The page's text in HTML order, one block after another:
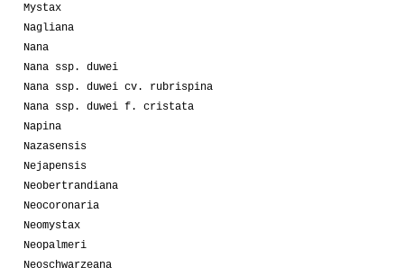
Mystax
Nagliana
Nana
Nana ssp. duwei
Nana ssp. duwei cv. rubrispina
Nana ssp. duwei f. cristata
Napina
Nazasensis
Nejapensis
Neobertrandiana
Neocoronaria
Neomystax
Neopalmeri
Neoschwarzeana